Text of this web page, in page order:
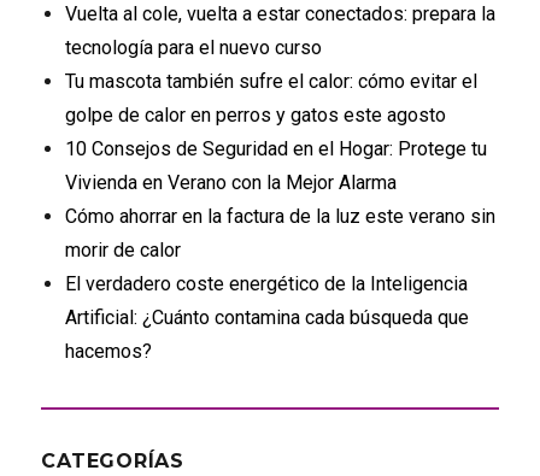
Vuelta al cole, vuelta a estar conectados: prepara la
tecnología para el nuevo curso
Tu mascota también sufre el calor: cómo evitar el
golpe de calor en perros y gatos este agosto
10 Consejos de Seguridad en el Hogar: Protege tu
Vivienda en Verano con la Mejor Alarma
Cómo ahorrar en la factura de la luz este verano sin
morir de calor
El verdadero coste energético de la Inteligencia
Artificial: ¿Cuánto contamina cada búsqueda que
hacemos?
CATEGORÍAS